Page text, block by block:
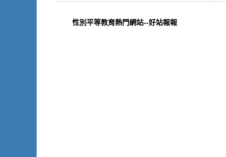
性別平等教育熱門網站--好站報報